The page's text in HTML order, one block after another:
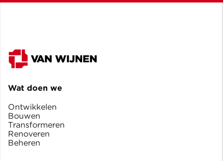
Wat doen we
Ontwikkelen
Bouwen
Transformeren
Renoveren
Beheren